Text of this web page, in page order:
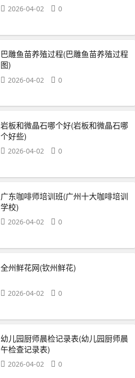
2026-04-02 0
巴雕鱼苗养殖过程(巴雕鱼苗养殖过程
图)
2026-04-02 0
岩板和微晶石哪个好(岩板和微晶石哪
个好些)
2026-04-02 0
广东咖啡师培训班(广州十大咖啡培训
学校)
2026-04-02 0
全州鲜花网(钦州鲜花)
2026-04-02 0
幼儿园厨师晨检记录表(幼儿园厨师晨
午检查记录表)
2026-04-02 0